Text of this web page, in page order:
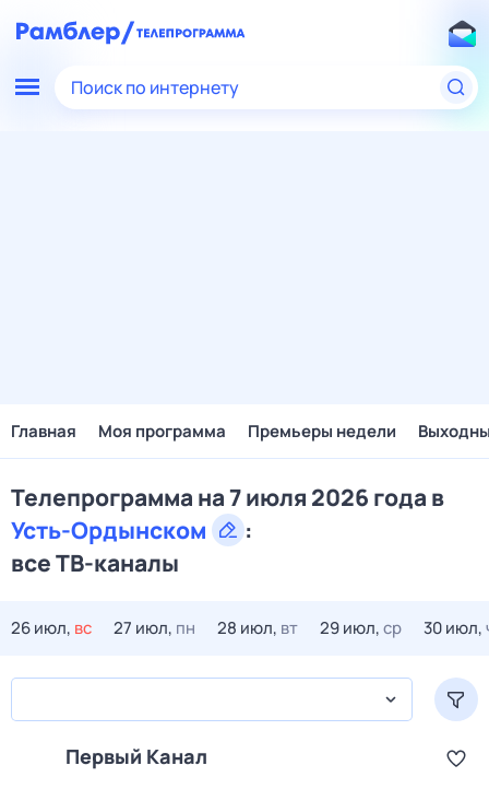
Поиск по интернету
Главная Моя программа Премьеры недели
Телепрограмма на 7 июля 2026 года в
Усть-Ордынском
:
все ТВ-каналы
26 июл, вс 27 июл, пн 28 июл, вт 29 июл,ср 30 июл,
Первый Канал